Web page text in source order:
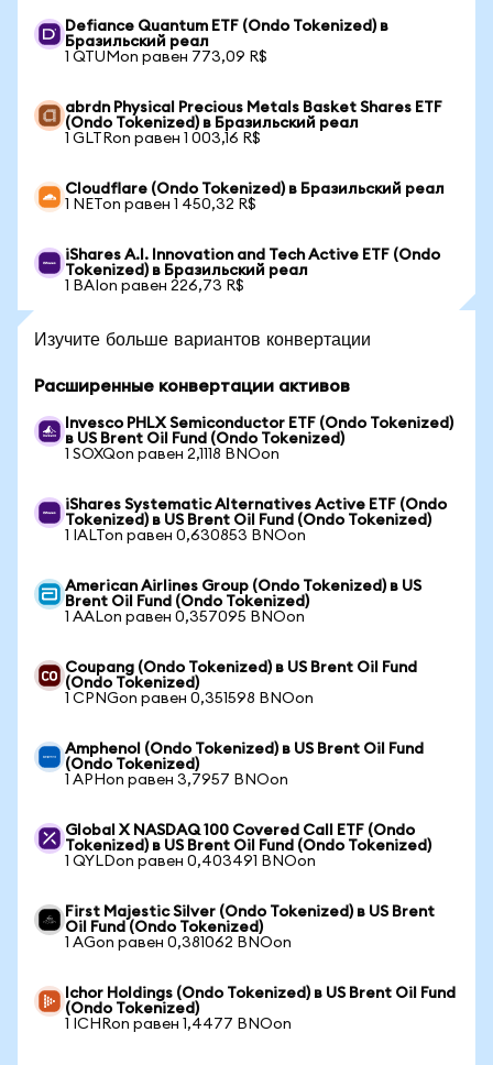
Defiance Quantum ETF (Ondo Tokenized) в
Бразильский реал
1 QTUMon равен 773,09 R$
abrdn Physical Precious Metals Basket Shares ETF
(Ondo Tokenized) в Бразильский реал
1 GLTRon равен 1 003,16 R$
Cloudflare (Ondo Tokenized) в Бразильский реал
1 NETon равен 1 450,32 R$
iShares A.I. Innovation and Tech Active ETF (Ondo
Tokenized) в Бразильский реал
1 BAIon равен 226,73 R$
Изучите больше вариантов конвертации
Расширенные конвертации активов
Invesco PHLX Semiconductor ETF (Ondo Tokenized)
в US Brent Oil Fund (Ondo Tokenized)
1 SOXQon равен 2,1118 BNOon
iShares Systematic Alternatives Active ETF (Ondo
Tokenized) в US Brent Oil Fund (Ondo Tokenized)
1 IALTon равен 0,630853 BNOon
American Airlines Group (Ondo Tokenized) в US
Brent Oil Fund (Ondo Tokenized)
1 AALon равен 0,357095 BNOon
Coupang (Ondo Tokenized) в US Brent Oil Fund
(Ondo Tokenized)
1 CPNGon равен 0,351598 BNOon
Amphenol (Ondo Tokenized) в US Brent Oil Fund
(Ondo Tokenized)
1 APHon равен 3,7957 BNOon
Global X NASDAQ 100 Covered Call ETF (Ondo
Tokenized) в US Brent Oil Fund (Ondo Tokenized)
1 QYLDon равен 0,403491 BNOon
First Majestic Silver (Ondo Tokenized) в US Brent
Oil Fund (Ondo Tokenized)
1 AGon равен 0,381062 BNOon
Ichor Holdings (Ondo Tokenized) в US Brent Oil Fund
(Ondo Tokenized)
1 ICHRon равен 1,4477 BNOon